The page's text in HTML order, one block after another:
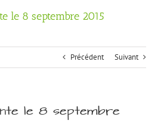
le 8 septembre 2015
Précédent Suivant
le 8 septembre